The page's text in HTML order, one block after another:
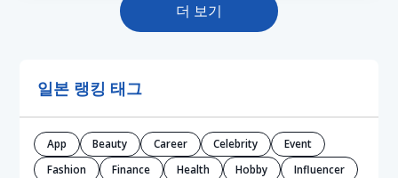
더 보기
일본 랭킹 태그
App Beauty Career Celebrity
Event
Fashion
Finance Health Hobby
Influencer